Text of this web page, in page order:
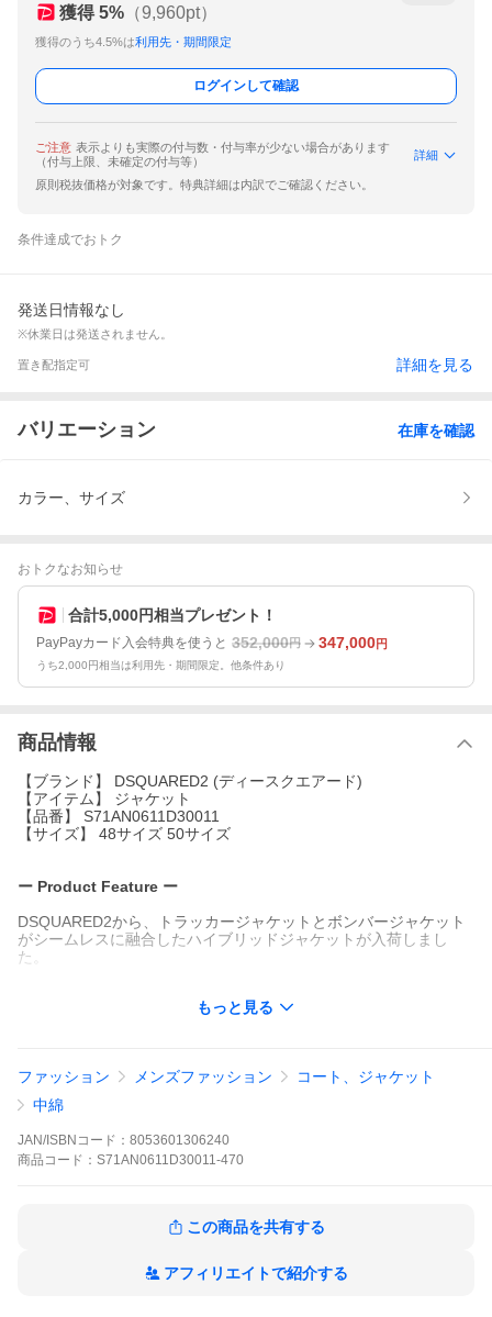
獲得 5% （9,960pt）
獲得のうち4.5%は利用先・期間限定
ログインして確認
ご注意 表示よりも実際の付与数・付与率が少ない場合があります
（付与上限、未確定の付与等）
詳細
原則税抜価格が対象です。特典詳細は内訳でご確認ください。
条件達成でおトク
発送日情報なし
※休業日は発送されません。
置き配指定可 詳細を見る
バリエーション 在庫を確認
カラー、サイズ
おトクなお知らせ
合計5,000円相当プレゼント！
PayPayカード入会特典を使うと 352,000円 347,000円
うち2,000円相当は利用先・期間限定。他条件あり
商品情報
【ブランド】 DSQUARED2 (ディースクエアード)
【アイテム】 ジャケット
【品番】 S71AN0611D30011
【サイズ】 48サイズ 50サイズ
ー Product Feature ー
DSQUARED2から、トラッカージャケットとボンバージャケット
がシームレスに融合したハイブリッドジャケットが入荷しまし
た。
カットソーやニット上に羽織るだけで、洗練されたスタイルが完
成します。
ー Brand Information ー
もっと見る
ファッション メンズファッション
コート、ジャケット
中綿
JAN/ISBNコード： 8053601306240
商品 コード： S71AN0611D30011-470
この商品を共有する
アフィリエイトで紹介する